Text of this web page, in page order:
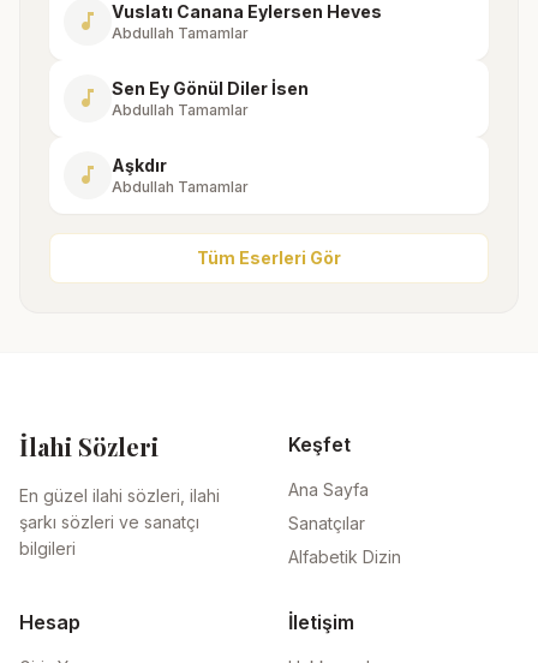
music_note Vuslatı Canana Eylersen Heves
Abdullah Tamamlar
music_note Sen Ey Gönül Diler İsen
Abdullah Tamamlar
music_note Aşkdır
Abdullah Tamamlar
Tüm Eserleri Gör
İlahi Sözleri
En güzel ilahi sözleri, ilahi
şarkı sözleri ve sanatçı
bilgileri
Keşfet
Ana Sayfa
Sanatçılar
Alfabetik Dizin
Hesap İletişim